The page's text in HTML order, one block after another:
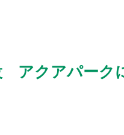
アクアパーク